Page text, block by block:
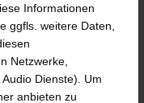
DER
Informationen
ggfls. weitere Daten,
Netzwerke,
Dienste). Um
anbieten zu